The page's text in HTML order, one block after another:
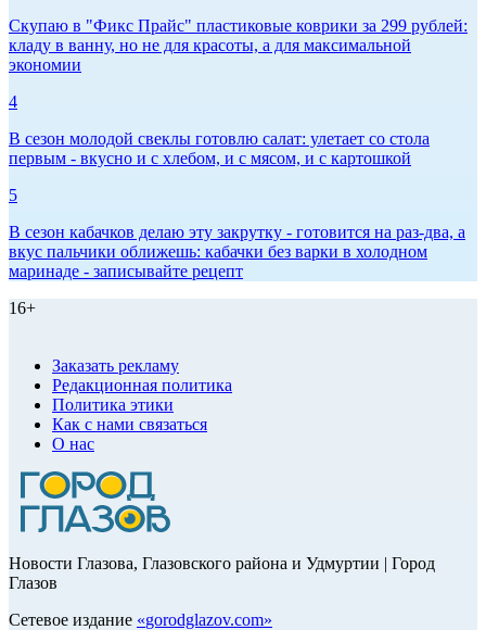
Скупаю в "Фикс Прайс" пластиковые коврики за 299 рублей:
кладу в ванну, но не для красоты, а для максимальной
экономии
4
В сезон молодой свеклы готовлю салат: улетает со стола
первым - вкусно и с хлебом, и с мясом, и с картошкой
5
В сезон кабачков делаю эту закрутку - готовится на раз-два, а
вкус пальчики оближешь: кабачки без варки в холодном
маринаде - записывайте рецепт
16+
Заказать рекламу
Редакционная политика
Политика этики
Как с нами связаться
О нас
Новости Глазова, Глазовского района и Удмуртии | Город
Глазов
Сетевое издание «gorodglazov.com»